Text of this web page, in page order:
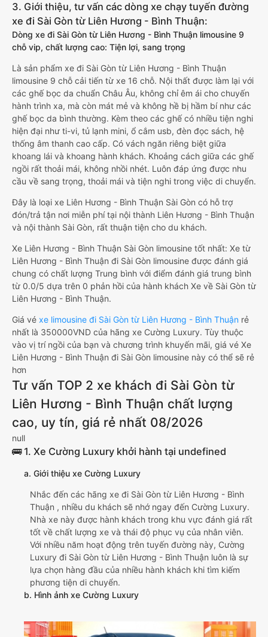
3. Giới thiệu, tư vấn các dòng xe chạy tuyến đường
xe đi Sài Gòn từ Liên Hương - Bình Thuận:
Dòng xe đi Sài Gòn từ Liên Hương - Bình Thuận limousine 9
chỗ vip, chất lượng cao: Tiện lợi, sang trọng
Là sản phẩm xe đi Sài Gòn từ Liên Hương - Bình Thuận
limousine 9 chỗ cải tiến từ xe 16 chỗ. Nội thất được làm lại với
các ghế bọc da chuẩn Châu Âu, không chỉ êm ái cho chuyến
hành trình xa, mà còn mát mẻ và không hề bị hầm bí như các
ghế bọc da bình thường. Kèm theo các ghế có nhiều tiện nghi
hiện đại như ti-vi, tủ lạnh mini, ổ cắm usb, đèn đọc sách, hệ
thống âm thanh cao cấp. Có vách ngăn riêng biệt giữa
khoang lái và khoang hành khách. Khoảng cách giữa các ghế
ngồi rất thoải mái, không nhồi nhét. Luôn đáp ứng được nhu
cầu về sang trọng, thoải mái và tiện nghi trong việc di chuyển.
Đây là loại xe Liên Hương - Bình Thuận Sài Gòn có hỗ trợ
đón/trả tận nơi miễn phí tại nội thành Liên Hương - Bình Thuận
và nội thành Sài Gòn, rất thuận tiện cho du khách.
Xe Liên Hương - Bình Thuận Sài Gòn limousine tốt nhất: Xe từ
Liên Hương - Bình Thuận đi Sài Gòn limousine được đánh giá
chung có chất lượng Trung bình với điểm đánh giá trung bình
từ 0.0/5 dựa trên 0 phản hồi của hành khách Xe về Sài Gòn từ
Liên Hương - Bình Thuận.
Giá vé xe limousine đi Sài Gòn từ Liên Hương - Bình Thuận rẻ
nhất là 350000VND của hãng xe Cường Luxury. Tùy thuộc
vào vị trí ngồi của bạn và chương trình khuyến mãi, giá vé Xe
Liên Hương - Bình Thuận đi Sài Gòn limousine này có thể sẽ rẻ
hơn
Tư vấn TOP 2 xe khách đi Sài Gòn từ
Liên Hương - Bình Thuận chất lượng
cao, uy tín, giá rẻ nhất 08/2026
null
🚌 1. Xe Cường Luxury khởi hành tại undefined
a. Giới thiệu xe Cường Luxury
Nhắc đến các hãng xe đi Sài Gòn từ Liên Hương - Bình
Thuận , nhiều du khách sẽ nhớ ngay đến Cường Luxury.
Nhà xe này được hành khách trong khu vực đánh giá rất
tốt về chất lượng xe và thái độ phục vụ của nhân viên.
Với nhiều năm hoạt động trên tuyến đường này, Cường
Luxury đi Sài Gòn từ Liên Hương - Bình Thuận luôn là sự
lựa chọn hàng đầu của nhiều hành khách khi tìm kiếm
phương tiện di chuyển.
b. Hình ảnh xe Cường Luxury